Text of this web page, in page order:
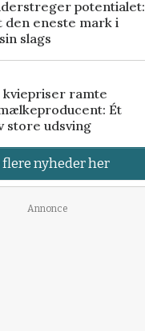
potentialet:
den eneste mark i
slags
kviepriser ramte
Ét
store udsving
flere nyheder her
Annonce